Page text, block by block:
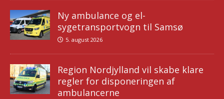
Ny ambulance og el-
sygetransportvogn til Samsø
5. august 2026
Region Nordjylland vil skabe klare
regler for disponeringen af
ambulancerne